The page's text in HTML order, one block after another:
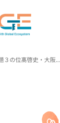
３の位髙啓史・大阪...